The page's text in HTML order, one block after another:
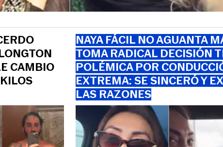
CAMBIO
NAYA FÁCIL NO AGUANTA
TOMA RADICAL DECISIÓN
POLÉMICA POR
EXTREMA: SE SINCERÓ Y
LAS RAZONES